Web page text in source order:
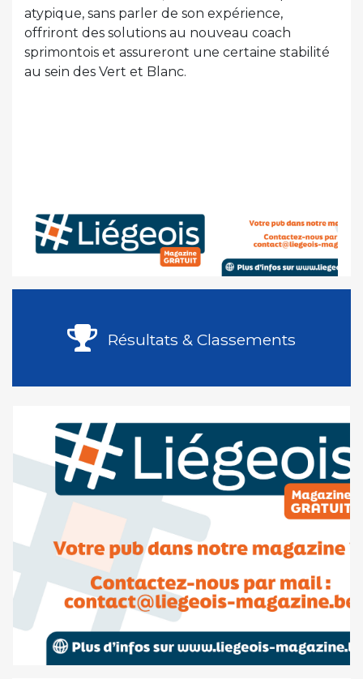
atypique, sans parler de son expérience,
offriront des solutions au nouveau coach
sprimontois et assureront une certaine stabilité
au sein des Vert et Blanc.
Résultats & Classements